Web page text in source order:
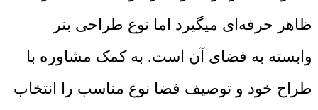
ظاهر حرفه‌ای میگیرد اما نوع طراحی بنر
وابسته به فضای آن است. به کمک مشاوره با
طراح خود و توصیف فضا نوع مناسب را انتخاب